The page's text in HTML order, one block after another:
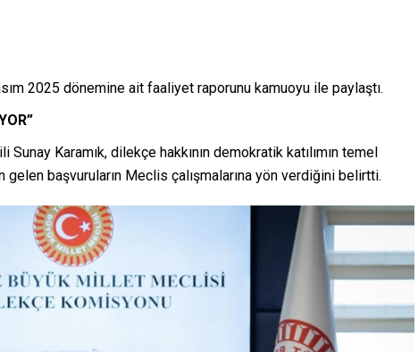
2025 dönemine ait faaliyet raporunu kamuoyu ile paylaştı.
Karamık, dilekçe hakkının demokratik katılımın temel
başvuruların Meclis çalışmalarına yön verdiğini belirtti.